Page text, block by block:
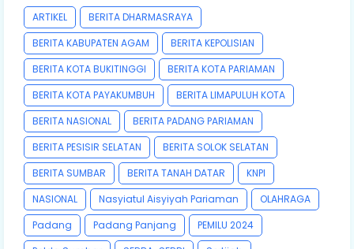
ARTIKEL
BERITA DHARMASRAYA
BERITA KABUPATEN AGAM
BERITA KEPOLISIAN
BERITA KOTA BUKITINGGI
BERITA KOTA PARIAMAN
BERITA KOTA PAYAKUMBUH
BERITA LIMAPULUH KOTA
BERITA NASIONAL
BERITA PADANG PARIAMAN
BERITA PESISIR SELATAN
BERITA SOLOK SELATAN
BERITA SUMBAR
BERITA TANAH DATAR
KNPI
NASIONAL
Nasyiatul Aisyiyah Pariaman
OLAHRAGA
Padang
Padang Panjang
PEMILU 2024